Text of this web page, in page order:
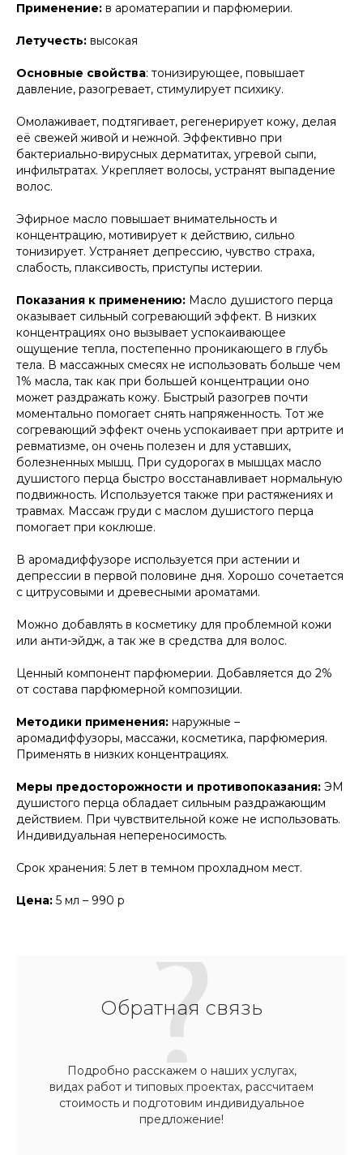
Применение: в ароматерапии и парфюмерии.
Летучесть: высокая
Основные свойства: тонизирующее, повышает
давление, разогревает, стимулирует психику.
Омолаживает, подтягивает, регенерирует кожу, делая
её свежей живой и нежной. Эффективно при
бактериально-вирусных дерматитах, угревой сыпи,
инфильтратах. Укрепляет волосы, устранят выпадение
волос.
Эфирное масло повышает внимательность и
концентрацию, мотивирует к действию, сильно
тонизирует. Устраняет депрессию, чувство страха,
слабость, плаксивость, приступы истерии.
Показания к применению: Масло душистого перца
оказывает сильный согревающий эффект. В низких
концентрациях оно вызывает успокаивающее
ощущение тепла, постепенно проникающего в глубь
тела. В массажных смесях не использовать больше чем
1% масла, так как при большей концентрации оно
может раздражать кожу. Быстрый разогрев почти
моментально помогает снять напряженность. Тот же
согревающий эффект очень успокаивает при артрите и
ревматизме, он очень полезен и для уставших,
болезненных мышц. При судорогах в мышцах масло
душистого перца быстро восстанавливает нормальную
подвижность. Используется также при растяжениях и
травмах. Массаж груди с маслом душистого перца
помогает при коклюше.
В аромадиффузоре используется при астении и
депрессии в первой половине дня. Хорошо сочетается
с цитрусовыми и древесными ароматами.
Можно добавлять в косметику для проблемной кожи
или анти-эйдж, а так же в средства для волос.
Ценный компонент парфюмерии. Добавляется до 2%
от состава парфюмерной композиции.
Методики применения: наружные –
аромадиффузоры, массажи, косметика, парфюмерия.
Применять в низких концентрациях.
Меры предосторожности и противопоказания: ЭМ
душистого перца обладает сильным раздражающим
действием. При чувствительной коже не использовать.
Индивидуальная непереносимость.
Срок хранения: 5 лет в темном прохладном мест.
Цена: 5 мл – 990 р
Обратная связь
Подробно расскажем о наших услугах,
видах работ и типовых проектах, рассчитаем
стоимость и подготовим индивидуальное
предложение!